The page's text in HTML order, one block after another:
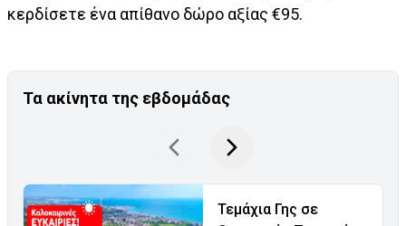
κερδίσετε ένα απίθανο δώρο αξίας €95.
Τα ακίνητα της εβδομάδας
Τεμάχια Γης σε